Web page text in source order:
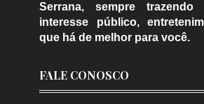
Serrana, sempre trazendo
interesse público,
que há de melhor para você.
FALE CONOSCO